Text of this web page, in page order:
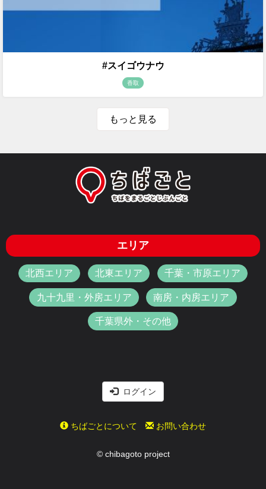
#スイゴウナウ
香取
もっと見る
エリア
北西エリア 北東エリア 千葉・市原エリア
九十九里・外房エリア 南房・内房エリア
千葉県外・その他
ログイン
ちばごとについて お問い合わせ
© chibagoto project